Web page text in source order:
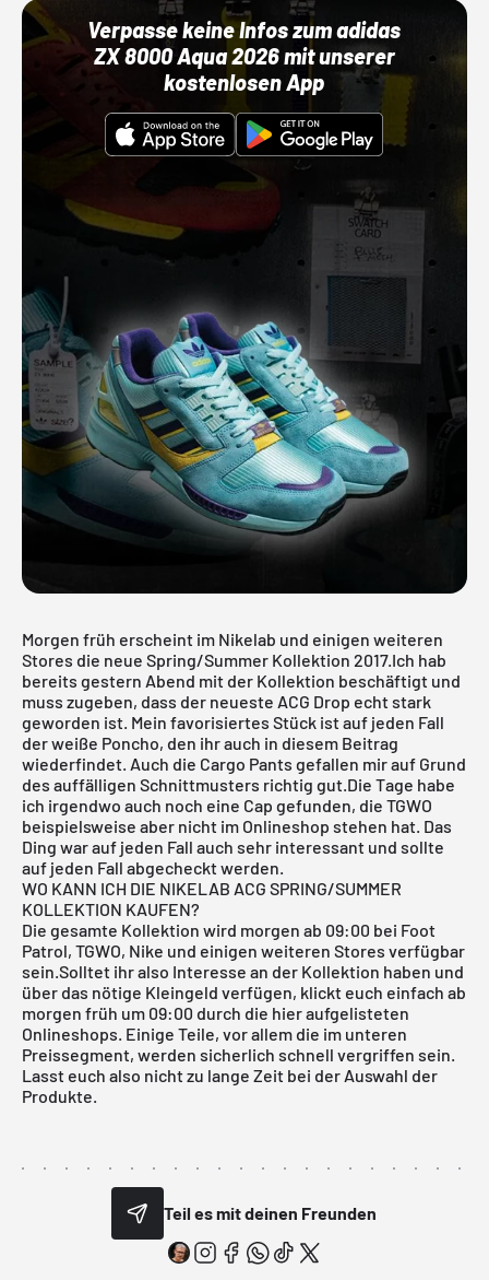
Verpasse keine Infos zum adidas
ZX 8000 Aqua 2026 mit unserer
kostenlosen App
Morgen früh erscheint im Nikelab und einigen weiteren
Stores die neue Spring/Summer Kollektion 2017.Ich hab
bereits gestern Abend mit der Kollektion beschäftigt und
muss zugeben, dass der neueste ACG Drop echt stark
geworden ist. Mein favorisiertes Stück ist auf jeden Fall
der weiße Poncho, den ihr auch in diesem Beitrag
wiederfindet. Auch die Cargo Pants gefallen mir auf Grund
des auffälligen Schnittmusters richtig gut.Die Tage habe
ich irgendwo auch noch eine Cap gefunden, die TGWO
beispielsweise aber nicht im Onlineshop stehen hat. Das
Ding war auf jeden Fall auch sehr interessant und sollte
auf jeden Fall abgecheckt werden.
WO KANN ICH DIE NIKELAB ACG SPRING/SUMMER
KOLLEKTION KAUFEN?
Die gesamte Kollektion wird morgen ab 09:00 bei Foot
Patrol, TGWO, Nike und einigen weiteren Stores verfügbar
sein.Solltet ihr also Interesse an der Kollektion haben und
über das nötige Kleingeld verfügen, klickt euch einfach ab
morgen früh um 09:00 durch die hier aufgelisteten
Onlineshops. Einige Teile, vor allem die im unteren
Preissegment, werden sicherlich schnell vergriffen sein.
Lasst euch also nicht zu lange Zeit bei der Auswahl der
Produkte.
Teil es mit deinen Freunden